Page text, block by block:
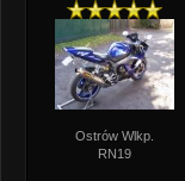
Ostrów Wlkp.
RN19